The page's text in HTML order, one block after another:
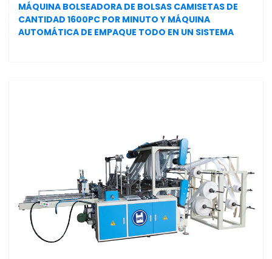
MÁQUINA BOLSEADORA DE BOLSAS CAMISETAS DE
CANTIDAD 1600PC POR MINUTO Y MÁQUINA
AUTOMÁTICA DE EMPAQUE TODO EN UN SISTEMA